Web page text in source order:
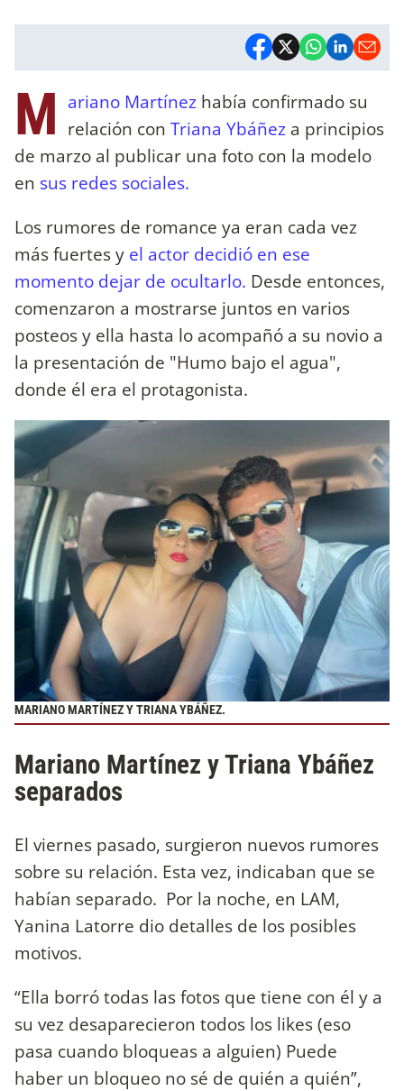
M ariano Martínez había confirmado su
relación con Triana Ybáñez a principios
de marzo al publicar una foto con la modelo
en sus redes sociales.
Los rumores de romance ya eran cada vez
más fuertes y el actor decidió en ese
momento dejar de ocultarlo. Desde entonces,
comenzaron a mostrarse juntos en varios
posteos y ella hasta lo acompañó a su novio a
la presentación de "Humo bajo el agua",
donde él era el protagonista.
MARIANO MARTÍNEZ Y TRIANA YBÁÑEZ.
Mariano Martínez y Triana Ybáñez
separados
El viernes pasado, surgieron nuevos rumores
sobre su relación. Esta vez, indicaban que se
habían separado. Por la noche, en LAM,
Yanina Latorre dio detalles de los posibles
motivos.
“Ella borró todas las fotos que tiene con él y a
su vez desaparecieron todos los likes (eso
pasa cuando bloqueas a alguien) Puede
haber un bloqueo no sé de quién a quién”,